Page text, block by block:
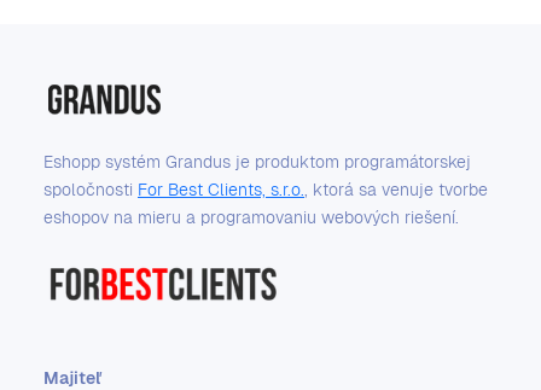
Eshopp systém Grandus je produktom programátorskej
spoločnosti For Best Clients, s.r.o.
, ktorá sa venuje tvorbe
eshopov na mieru a programovaniu webových riešení.
Majiteľ